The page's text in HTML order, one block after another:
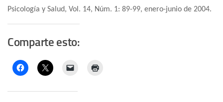
Psicología y Salud, Vol. 14, Núm. 1: 89-99, enero-junio de 2004.
Comparte esto: